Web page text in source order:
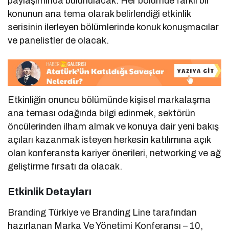
konunun ana tema olarak belirlendiği etkinlik
serisinin ilerleyen bölümlerinde konuk konuşmacılar
ve panelistler de olacak.
Etkinliğin onuncu bölümünde kişisel markalaşma
ana teması odağında bilgi edinmek, sektörün
öncülerinden ilham almak ve konuya dair yeni bakış
açıları kazanmak isteyen herkesin katılımına açık
olan konferansta kariyer önerileri, networking ve ağ
geliştirme fırsatı da olacak.
Etkinlik Detayları
Branding Türkiye ve Branding Line tarafından
hazırlanan Marka Ve Yönetimi Konferansı – 10,